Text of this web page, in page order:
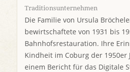
Traditionsunternehmen
Die Familie von Ursula
bewirtschaftete von 1931 bis
Bahnhofsrestauration. Ihre
Kindheit im Coburg der 1950er
einem Bericht für das Digitale